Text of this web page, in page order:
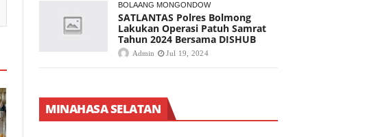
BOLAANG MONGONDOW
SATLANTAS Polres Bolmong
Lakukan Operasi Patuh Samrat
Tahun 2024 Bersama DISHUB
Admin Jul 19, 2024
MINAHASA SELATAN